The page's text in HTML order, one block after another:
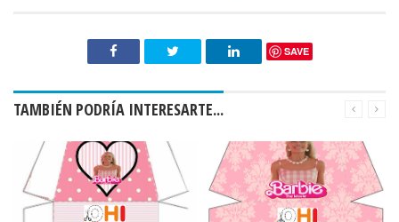
SAVE
TAMBIÉN PODRÍA INTERESARTE...